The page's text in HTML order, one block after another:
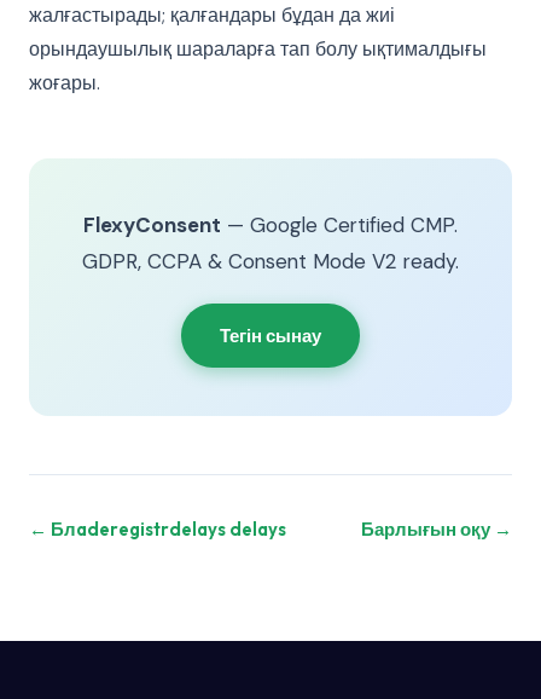
жалғастырады; қалғандары бұдан да жиі
орындаушылық шараларға тап болу ықтималдығы
жоғары.
FlexyConsent — Google Certified CMP.
GDPR, CCPA & Consent Mode V2 ready.
Тегін сынау
← Блaderegistrdelays delays Барлығын оқу →